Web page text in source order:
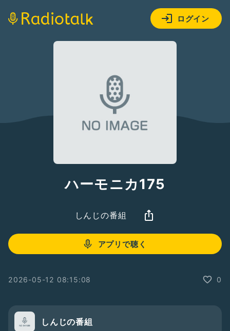
ログイン
ハーモニカ175
しんじの番組
アプリで聴く
2026-05-12 08:15:08 0
しんじの番組